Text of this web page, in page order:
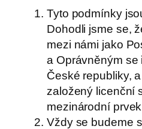
Tyto podmínky
Dohodli jsme se,
mezi námi jako
a Oprávněným
České republiky,
založený licenční
mezinárodní
Vždy se budeme